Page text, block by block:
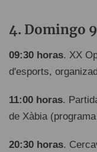
Domingo
09:30 horas. XX
d'esports,
11:00 horas.
de Xàbia
20:30 horas.